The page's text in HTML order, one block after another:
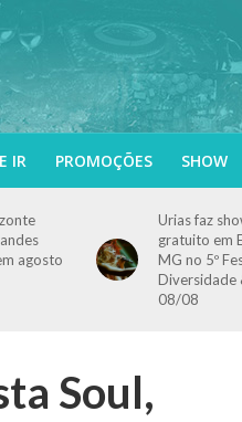
IR PROMOÇÕES SHOW
agosto
Urias faz
gratuito em
MG no 5º
Diversidade
08/08
Soul,